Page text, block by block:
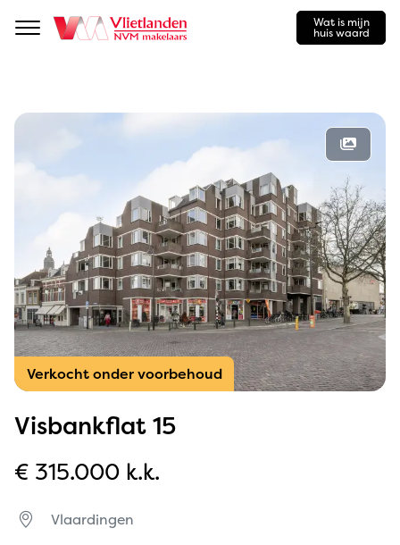
Navigation
Wat is mijn
huis waard
Verkocht onder voorbehoud
Visbankflat 15
€ 315.000 k.k.
Vlaardingen